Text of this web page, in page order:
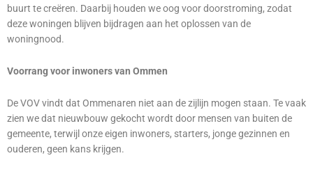
buurt te creëren. Daarbij houden we oog voor doorstroming, zodat
deze woningen blijven bijdragen aan het oplossen van de
woningnood.
Voorrang voor inwoners van Ommen
De VOV vindt dat Ommenaren niet aan de zijlijn mogen staan. Te vaak
zien we dat nieuwbouw gekocht wordt door mensen van buiten de
gemeente, terwijl onze eigen inwoners, starters, jonge gezinnen en
ouderen, geen kans krijgen.